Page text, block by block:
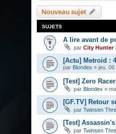
Nouveau sujet
SUJETS
A lire avant de
par City Hunter
[Actu] Metroid :
par Blondex » jeu. 06
[Test] Zero
par Blondex »
[GF.TV] Retour
par Twinsen
[Test]
par Twinsen